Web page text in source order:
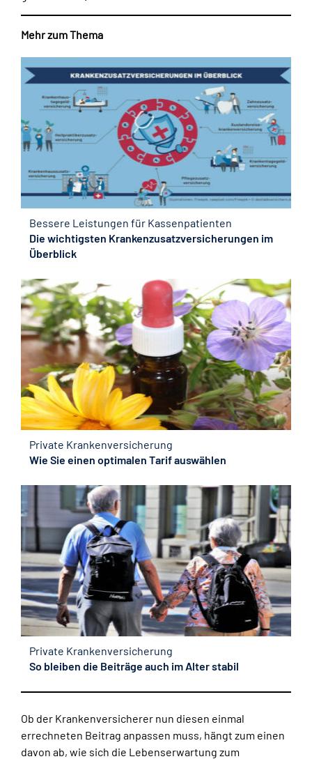
Mehr zum Thema
Bessere Leistungen für Kassenpatienten
Die wichtigsten Krankenzusatzversicherungen im
Überblick
Private Krankenversicherung
Wie Sie einen optimalen Tarif auswählen
Private Krankenversicherung
So bleiben die Beiträge auch im Alter stabil
Ob der Krankenversicherer nun diesen einmal
errechneten Beitrag anpassen muss, hängt zum einen
davon ab, wie sich die Lebenserwartung zum